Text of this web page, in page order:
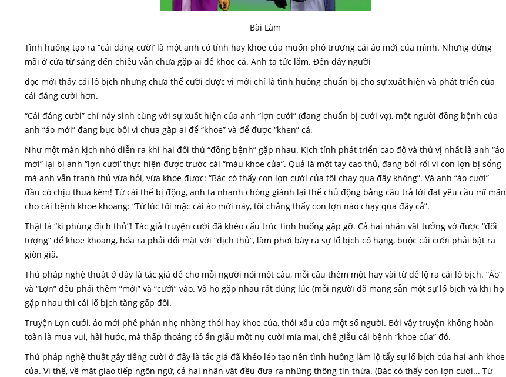
Bài Làm
Tình huống tạo ra “cái đáng cười’ là một anh có tính hay khoe của muốn phô trương cái áo mới của mình. Nhưng đứng
mãi ở cửa từ sáng đến chiều vẫn chưa gặp ai để khoe cả. Anh ta tức lắm. Đến đây người
đọc mới thấy cái lố bịch nhưng chưa thể cười được vì mới chỉ là tình huống chuẩn bị cho sự xuất hiện và phát triển của
cái đáng cười hơn.
“Cái đáng cười” chỉ nảy sinh cùng với sự xuất hiện của anh “lợn cưới” (đang chuẩn bị cưới vợ), một người đồng bệnh của
anh “áo mới” đang bực bội vì chưa gặp ai để “khoe” và để được “khen” cả.
Như một màn kịch nhỏ diễn ra khi hai đối thủ “đồng bệnh” gặp nhau. Kịch tính phát triển cao độ và thú vị nhất là anh “áo
mới” lại bị anh “lợn cưới’ thực hiện được trước cái “máu khoe của”. Quả là một tay cao thủ, đang bối rối vì con lợn bị sổng
mà anh vẫn tranh thủ vừa hỏi, vừa khoe được: “Bác có thấy con lợn cưới của tôi chạy qua đây không”. Và anh “áo cưới”
đầu có chịu thua kém! Từ cái thế bị động, anh ta nhanh chóng giành lại thế chủ động bằng câu trả lời đạt yêu cầu mĩ mãn
cho cái bệnh khoe khoang: “Từ lúc tôi mặc cái áo mới này, tôi chẳng thấy con lợn nào chạy qua đây cả”.
Thật là “kì phùng địch thủ”! Tác giả truyện cười đã khéo cấu trúc tình huống gặp gỡ. Cả hai nhân vật tưởng vớ được “đối
tượng” để khoe khoang, hóa ra phải đối mặt với “địch thủ”, làm phơi bày ra sự lố bịch có hạng, buộc cái cười phải bật ra
giòn giã.
Thủ pháp nghệ thuật ở đây là tác giả để cho mỗi người nói một câu, mỗi câu thêm một hay vài từ để lộ ra cái lố bịch. “Áo”
và “Lợn” đều phải thêm “mới” và “cưới” vào. Và họ gặp nhau rất đúng lúc (mỗi người đã mang sẵn một sự lố bịch và khi họ
gặp nhau thì cái lố bịch tăng gấp đôi.
Truyện Lợn cưới, áo mới phê phán nhẹ nhàng thói hay khoe của, thói xấu của một số người. Bởi vậy truyện không hoàn
toàn là mua vui, hài hước, mà thấp thoáng có ẩn giấu một nụ cười mỉa mai, chế giễu cái bệnh “khoe của” đó.
Thủ pháp nghệ thuật gây tiếng cười ở đây là tác giả đã khéo léo tạo nên tình huống làm lộ tẩy sự lố bịch của hai anh khoe
của. Vì thế, về mặt giao tiếp ngôn ngữ, cả hai nhân vật đều đưa ra những thông tin thừa. (Bác có thấy con lợn cưới... Từ